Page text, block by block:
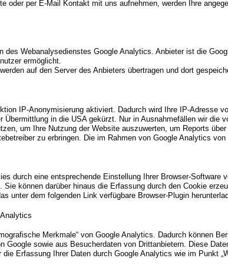
oder per E-Mail Kontakt mit uns aufnehmen, werden Ihre
des Webanalysedienstes Google Analytics. Anbieter ist die
ermöglicht.
auf den Server des Anbieters übertragen und dort
IP-Anonymisierung aktiviert. Dadurch wird Ihre IP-Adresse
Übermittlung in die USA gekürzt. Nur in Ausnahmefällen wir
um Ihre Nutzung der Website auszuwerten, um Reports
zu erbringen. Die im Rahmen von Google Analytics
durch eine entsprechende Einstellung Ihrer Browser-
können darüber hinaus die Erfassung durch den Cookie
unter dem folgenden Link verfügbare Browser-Plugin
Merkmale“ von Google Analytics. Dadurch können
Google sowie aus Besucherdaten von Drittanbietern. Diese
die Erfassung Ihrer Daten durch Google Analytics wie im Punkt